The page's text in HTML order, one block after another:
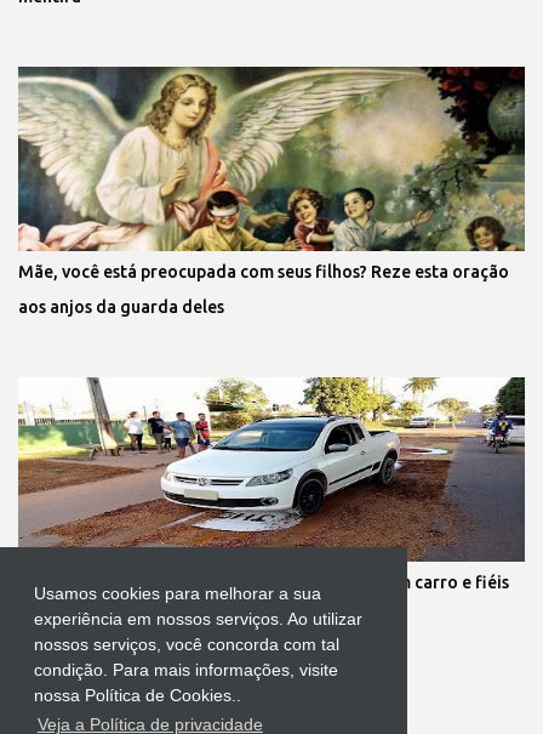
Usamos cookies para melhorar a sua
experiência em nossos serviços. Ao utilizar
nossos serviços, você concorda com tal
condição. Para mais informações, visite
nossa Política de Cookies..
Veja a Política de privacidade
Mãe, você está preocupada com seus filhos? Reze esta oração
aos anjos da guarda deles
Protestante destrói tapete de Corpus Christi com carro e fiéis
se revoltam